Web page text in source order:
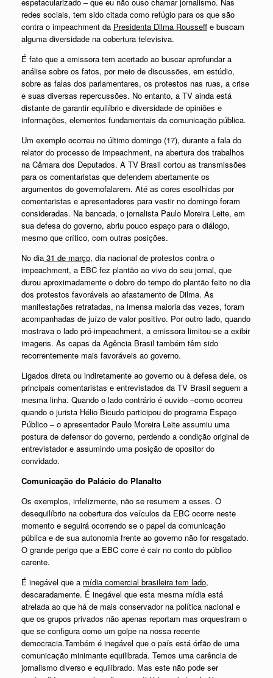
redes sociais, tem sido citada como refúgio para os que são
contra o impeachment da Presidenta Dilma Rousseff e buscam
alguma diversidade na cobertura televisiva.
É fato que a emissora tem acertado ao buscar aprofundar a
análise sobre os fatos, por meio de discussões, em estúdio,
sobre as falas dos parlamentares, os protestos nas ruas, a crise
e suas diversas repercussões. No entanto, a TV ainda está
distante de garantir equilíbrio e diversidade de opiniões e
informações, elementos fundamentais da comunicação pública.
Um exemplo ocorreu no último domingo (17), durante a fala do
relator do processo de impeachment, na abertura dos trabalhos
na Câmara dos Deputados. A TV Brasil cortou as transmissões
para os comentaristas que defendem abertamente os
argumentos do governofalarem. Até as cores escolhidas por
comentaristas e apresentadores para vestir no domingo foram
consideradas. Na bancada, o jornalista Paulo Moreira Leite, em
sua defesa do governo, abriu pouco espaço para o diálogo,
mesmo que crítico, com outras posições.
No dia 31 de março, dia nacional de protestos contra o
impeachment, a EBC fez plantão ao vivo do seu jornal, que
durou aproximadamente o dobro do tempo do plantão feito no dia
dos protestos favoráveis ao afastamento de Dilma. As
manifestações retratadas, na imensa maioria das vezes, foram
acompanhadas de juízo de valor positivo. Por outro lado, quando
mostrava o lado pró-impeachment, a emissora limitou-se a exibir
imagens. As capas da Agência Brasil também têm sido
recorrentemente mais favoráveis ao governo.
Ligados direta ou indiretamente ao governo ou à defesa dele, os
principais comentaristas e entrevistados da TV Brasil seguem a
mesma linha. Quando o lado contrário é ouvido –como ocorreu
quando o jurista Hélio Bicudo participou do programa Espaço
Público – o apresentador Paulo Moreira Leite assumiu uma
postura de defensor do governo, perdendo a condição original de
entrevistador e assumindo uma posição de opositor do
convidado.
Comunicação do Palácio do Planalto
Os exemplos, infelizmente, não se resumem a esses. O
desequilíbrio na cobertura dos veículos da EBC ocorre neste
momento e seguirá ocorrendo se o papel da comunicação
pública e de sua autonomia frente ao governo não for resgatado.
O grande perigo que a EBC corre é cair no conto do público
carente.
É inegável que a mídia comercial brasileira tem lado,
descaradamente. É inegável que esta mesma mídia está
atrelada ao que há de mais conservador na política nacional e
que os grupos privados não apenas reportam mas orquestram o
que se configura como um golpe na nossa recente
democracia.Também é inegável que o país está órfão de uma
comunicação minimante equilibrada. Temos uma carência de
jornalismo diverso e equilibrado. Mas este não pode ser